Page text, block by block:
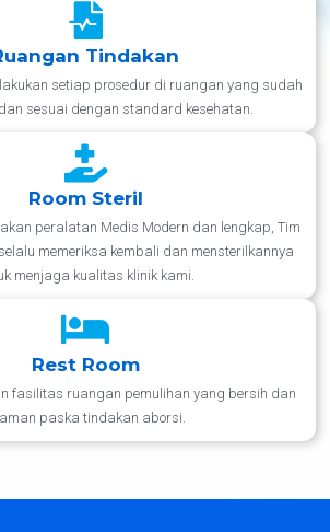
Tindakan
setiap prosedur di ruangan yang sudah
sesuai dengan standard kesehatan.
Room Steril
peralatan Medis Modern dan lengkap, Tim
memeriksa kembali dan mensterilkannya
menjaga kualitas klinik kami.
Rest Room
fasilitas ruangan pemulihan yang bersih dan
paska tindakan aborsi.